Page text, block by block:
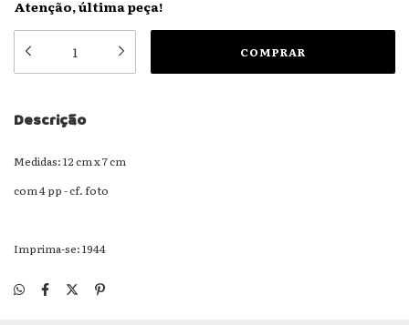
Atenção, última peça!
Descrição
Medidas: 12 cm x 7 cm
com 4 pp - cf. foto
Imprima-se: 1944